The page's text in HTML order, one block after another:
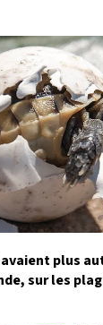
plus
sur les